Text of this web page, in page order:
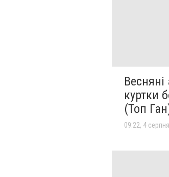
куртки
(Топ
09:22, 4 серпня